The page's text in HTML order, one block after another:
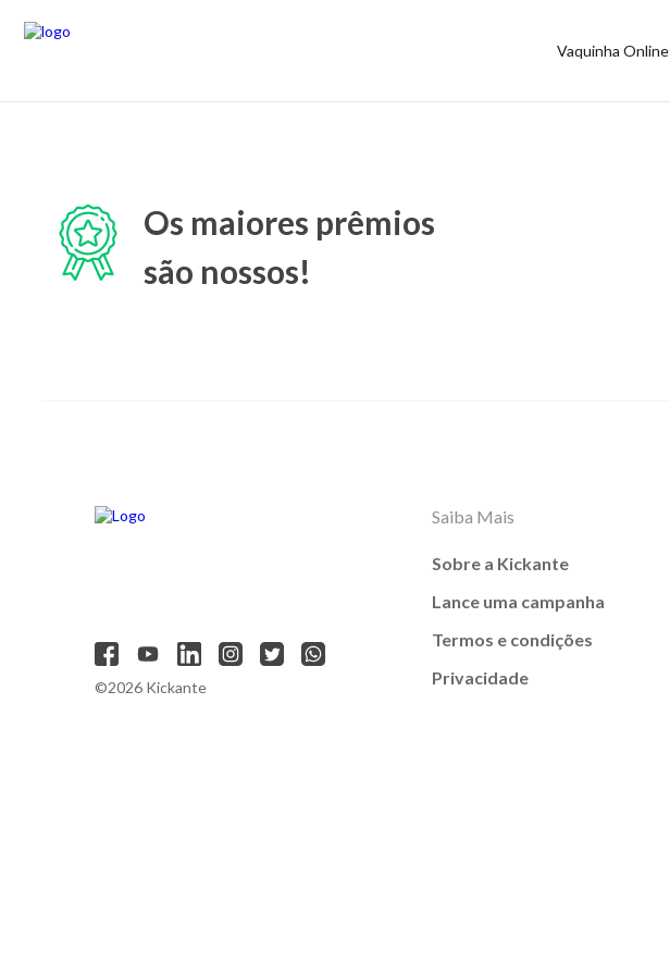
Vaquinha Online
Os maiores prêmios
são nossos!
©2026 Kickante
Saiba Mais
Sobre a Kickante
Lance uma campanha
Termos e condições
Privacidade